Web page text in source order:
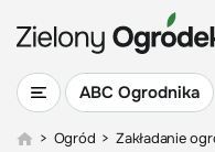
ABC Ogrodnika
> Ogród > Zakładanie